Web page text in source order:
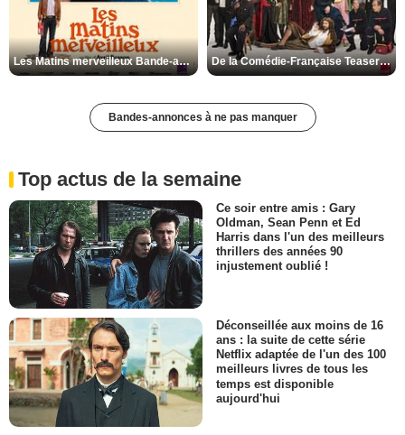
Les Matins merveilleux Bande-annonce VF De la Comédie-Française Teaser VF
Bandes-annonces à ne pas manquer
Top actus de la semaine
Ce soir entre amis : Gary
Oldman, Sean Penn et Ed
Harris dans l'un des meilleurs
thrillers des années 90
injustement oublié !
Déconseillée aux moins de 16
ans : la suite de cette série
Netflix adaptée de l'un des 100
meilleurs livres de tous les
temps est disponible
aujourd'hui